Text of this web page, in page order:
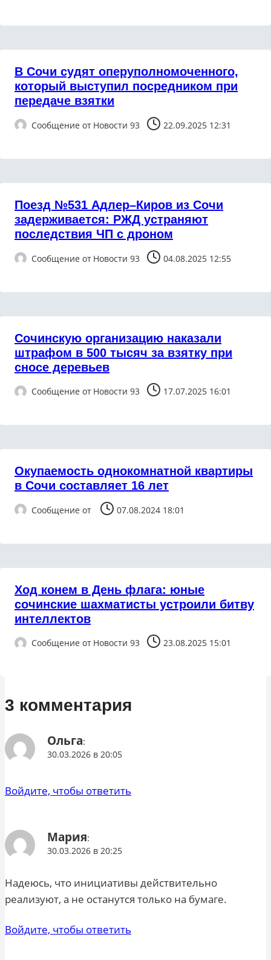
В Сочи судят оперуполномоченного,
который выступил посредником при
передаче взятки
Сообщение от Новости 93 22.09.2025 12:31
Поезд №531 Адлер–Киров из Сочи
задерживается: РЖД устраняют
последствия ЧП с дроном
Сообщение от Новости 93 04.08.2025 12:55
Сочинскую организацию наказали
штрафом в 500 тысяч за взятку при
сносе деревьев
Сообщение от Новости 93 17.07.2025 16:01
Окупаемость однокомнатной квартиры
в Сочи составляет 16 лет
Сообщение от 07.08.2024 18:01
Ход конем в День флага: юные
сочинские шахматисты устроили битву
интеллектов
Сообщение от Новости 93 23.08.2025 15:01
3 комментария
Ольга:
30.03.2026 в 20:05
Войдите, чтобы ответить
Мария:
30.03.2026 в 20:25
Надеюсь, что инициативы действительно
реализуют, а не останутся только на бумаге.
Войдите, чтобы ответить